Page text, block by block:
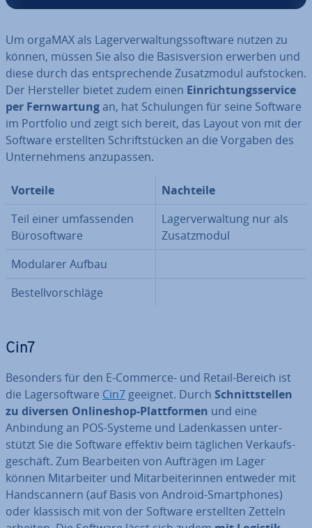
Um orgaMAX als La­ger­ver­wal­tungs­soft­ware nutzen zu
können, müssen Sie also die Ba­sis­ver­si­on erwerben und
diese durch das ent­spre­chen­de Zu­satz­mo­dul auf­sto­cken.
Der Her­stel­ler bietet zudem einen Ein­rich­tungs­ser­vice
per Fern­war­tungan, hat Schu­lun­gen für seine Software
im Portfolio und zeigt sich bereit, das Layout von mit der
Software er­stell­ten Schrift­stü­cken an die Vorgaben des
Un­ter­neh­mens an­zu­pas­sen.
Vorteile
Nachteile
Teil einer um­fas­sen­den
Bü­ro­soft­ware
La­ger­ver­wal­tung nur als
Zu­satz­mo­dul
Modularer Aufbau
Be­stell­vor­schlä­ge
Cin7
Besonders für den E-Commerce- und Retail-Bereich ist
die La­ger­soft­ware Cin7 geeignet. Durch Schnitt­stel­len
zu diversen On­line­shop-Platt­for­men und eine
Anbindung an POS-Systeme und La­den­kas­sen un­ter­
stützt Sie die Software effektiv beim täglichen Ver­kaufs­
ge­schäft. Zum Be­ar­bei­ten von Aufträgen im Lager
können Mit­ar­bei­ter und Mit­ar­bei­te­rin­nen entweder mit
Hand­scan­nern (auf Basis von Android-Smart­phones)
oder klassisch mit von der Software er­stell­ten Zetteln